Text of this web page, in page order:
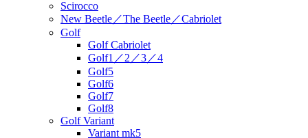
Scirocco
New Beetle／The Beetle／Cabriolet
Golf
Golf Cabriolet
Golf1／2／3／4
Golf5
Golf6
Golf7
Golf8
Golf Variant
Variant mk5